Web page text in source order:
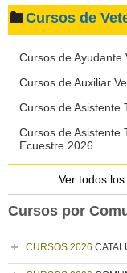
Cursos de
Cursos de Ayudante
Cursos de Auxiliar
Cursos de Asistente
Cursos de Asistente
Ecuestre 2026
Ver todos
Cursos por
CURSOS 2026